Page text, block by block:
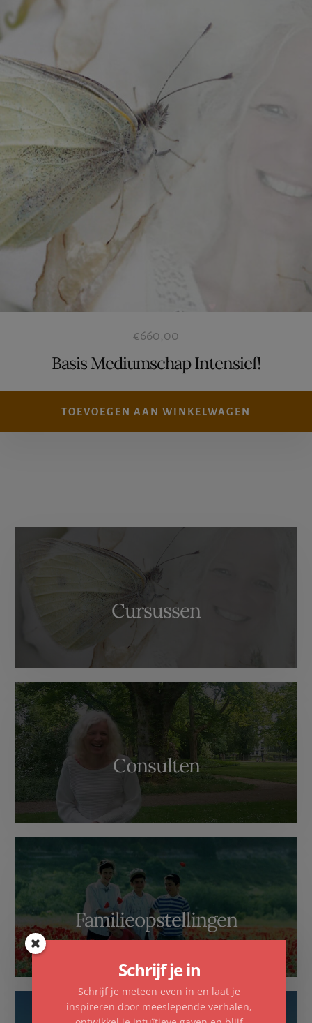
€660,00
Basis Mediumschap Intensief!
TOEVOEGEN AAN WINKELWAGEN
Content
Cursussen
Consulten
Familieopstellingen
Schrijf je in
Schrijf je meteen even in en laat je
inspireren door meeslepende verhalen,